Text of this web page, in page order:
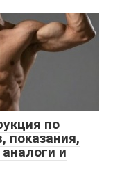
по
показания,
и